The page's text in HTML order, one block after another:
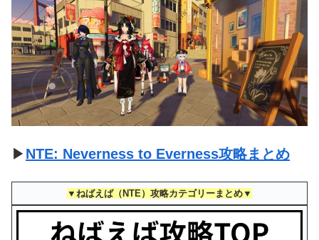
▶ NTE: Neverness to Everness攻略まとめ
▼ねばえば（NTE）攻略カテゴリーまとめ▼